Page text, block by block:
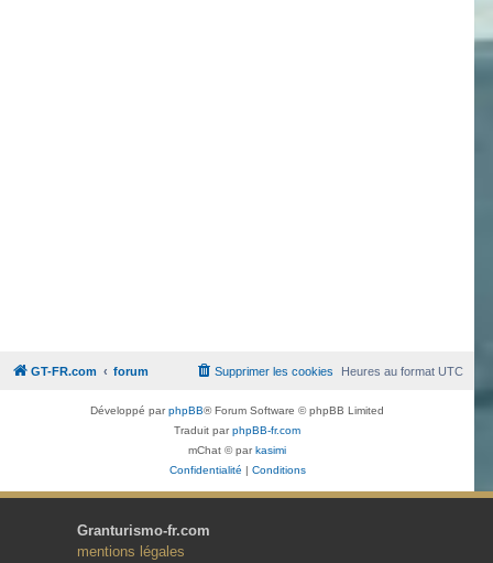
GT-FR.com forum Heures au formatUTC
Supprimer les cookies
Développé parphpBB® Forum Software © phpBB Limited
Traduit parphpBB-fr.com
mChat © parkasimi
Confidentialité | Conditions
Granturismo-fr.com
mentions légales